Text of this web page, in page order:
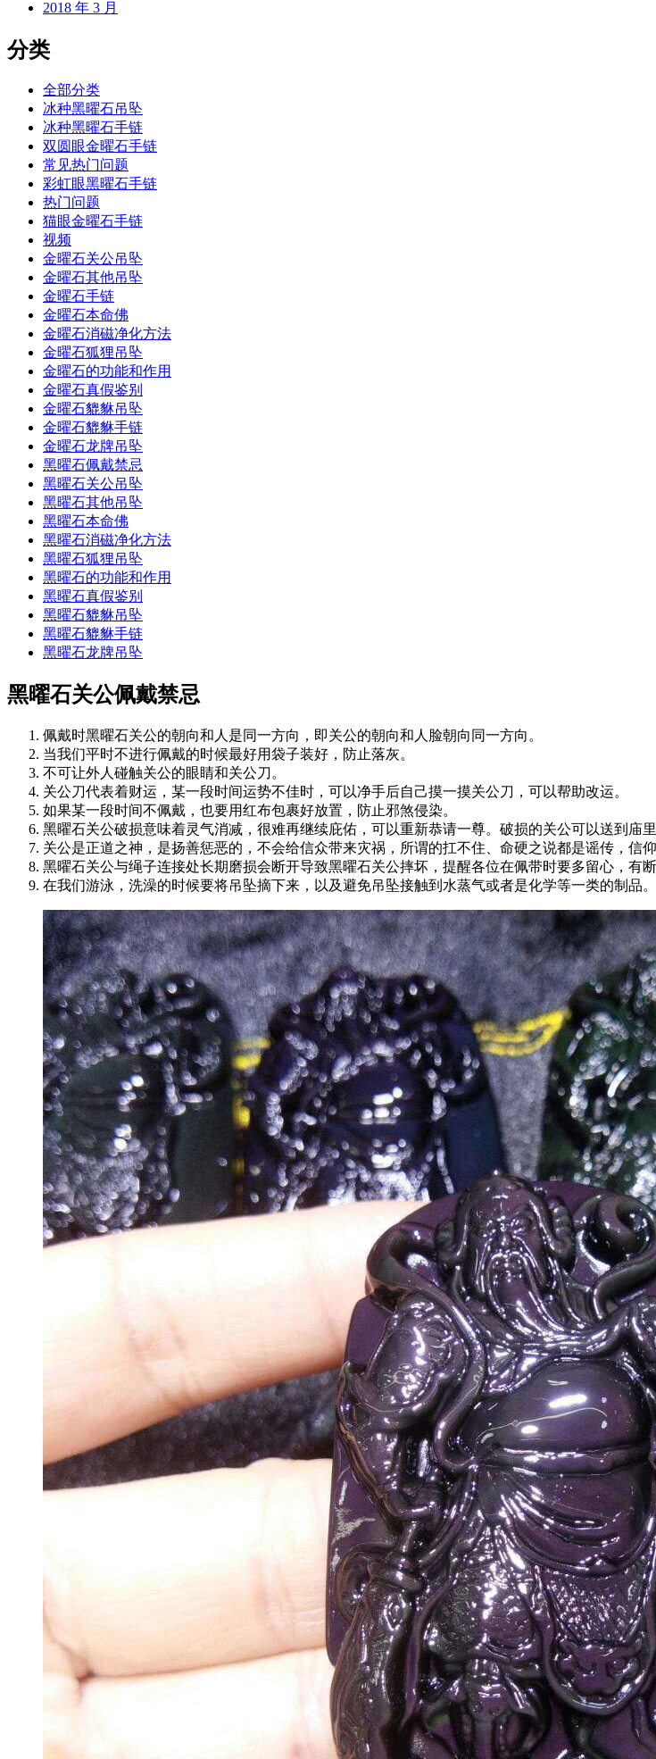
2018 年 3 月
分类
全部分类
冰种黑曜石吊坠
冰种黑曜石手链
双圆眼金曜石手链
常见热门问题
彩虹眼黑曜石手链
热门问题
猫眼金曜石手链
视频
金曜石关公吊坠
金曜石其他吊坠
金曜石手链
金曜石本命佛
金曜石消磁净化方法
金曜石狐狸吊坠
金曜石的功能和作用
金曜石真假鉴别
金曜石貔貅吊坠
金曜石貔貅手链
金曜石龙牌吊坠
黑曜石佩戴禁忌
黑曜石关公吊坠
黑曜石其他吊坠
黑曜石本命佛
黑曜石消磁净化方法
黑曜石狐狸吊坠
黑曜石的功能和作用
黑曜石真假鉴别
黑曜石貔貅吊坠
黑曜石貔貅手链
黑曜石龙牌吊坠
黑曜石关公佩戴禁忌
佩戴时黑曜石关公的朝向和人是同一方向，即关公的朝向和人脸朝向同一方向。
当我们平时不进行佩戴的时候最好用袋子装好，防止落灰。
不可让外人碰触关公的眼睛和关公刀。
关公刀代表着财运，某一段时间运势不佳时，可以净手后自己摸一摸关公刀，可以帮助改运。
如果某一段时间不佩戴，也要用红布包裹好放置，防止邪煞侵染。
黑曜石关公破损意味着灵气消减，很难再继续庇佑，可以重新恭请一尊。破损的关公可以送到庙
关公是正道之神，是扬善惩恶的，不会给信众带来灾祸，所谓的扛不住、命硬之说都是谣传，信
黑曜石关公与绳子连接处长期磨损会断开导致黑曜石关公摔坏，提醒各位在佩带时要多留心，有
在我们游泳，洗澡的时候要将吊坠摘下来，以及避免吊坠接触到水蒸气或者是化学等一类的制品。